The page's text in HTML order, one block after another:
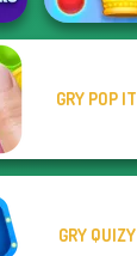
Royal Bubble
GRY POP IT
GRY QUIZY